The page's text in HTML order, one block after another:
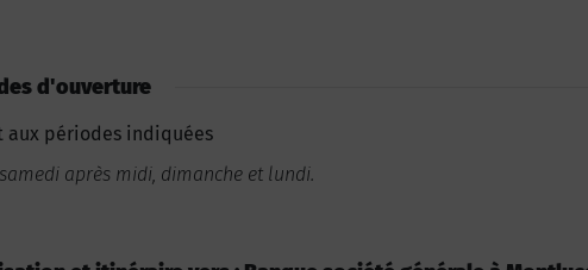
d'ouverture
aux périodes indiquées
après midi, dimanche et lundi.